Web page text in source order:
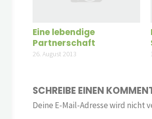
Eine lebendige
Partnerschaft
26. August 2013
SCHREIBE EINEN
Deine E-Mail-Adresse wird nicht